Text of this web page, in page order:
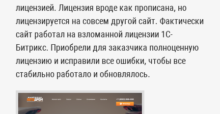
лицензией. Лицензия вроде как прописана, но
лицензируется на совсем другой сайт. Фактически
сайт работал на взломанной лицензии 1С-
Битрикс. Приобрели для заказчика полноценную
лицензию и исправили все ошибки, чтобы все
стабильно работало и обновлялось.